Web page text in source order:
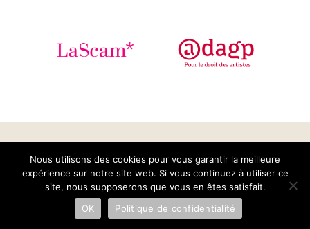
Abonne toi à notre newsletter pour ne
rien rater de notre actualité pop !
Nous utilisons des cookies pour vous garantir la meilleure
expérience sur notre site web. Si vous continuez à utiliser ce
site, nous supposerons que vous en êtes satisfait.
OK
Politique de confidentialité